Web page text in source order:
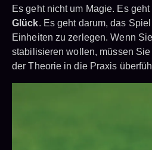
Es geht nicht um Magie. Es geht
Glück. Es geht darum, das
Einheiten zu zerlegen. Wenn
stabilisieren wollen, müssen Sie
der Theorie in die Praxis